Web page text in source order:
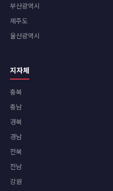
부산광역시
제주도
울산광역시
지자체
충북
충남
경북
경남
전북
전남
강원